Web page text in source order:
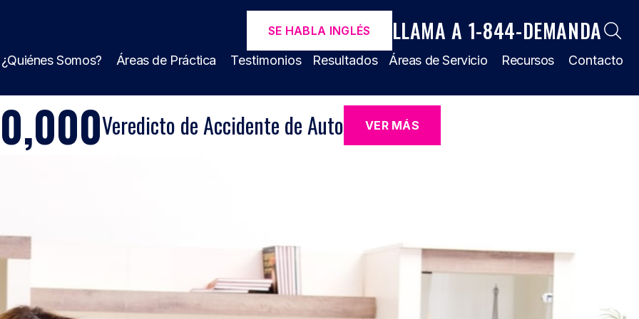
SE HABLA INGLÉS LLAMA A 1-844-DEMANDA
¿Quiénes Somos? Áreas de Práctica Testimonios Resultados Áreas de Servicio Recursos Contacto
Veredicto de Accidente de Auto VER MÁS